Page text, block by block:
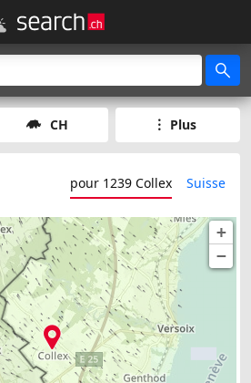
CH Plus
pour 1239 Collex Suisse
+
−